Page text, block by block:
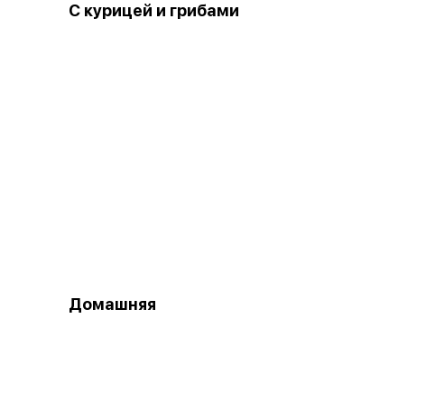
С курицей и грибами
Домашняя